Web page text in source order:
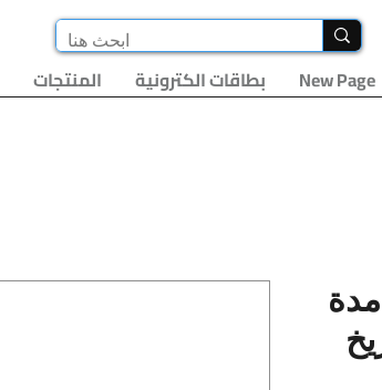
New Page بطاقات الكترونية المنتجات
جيجا مدة